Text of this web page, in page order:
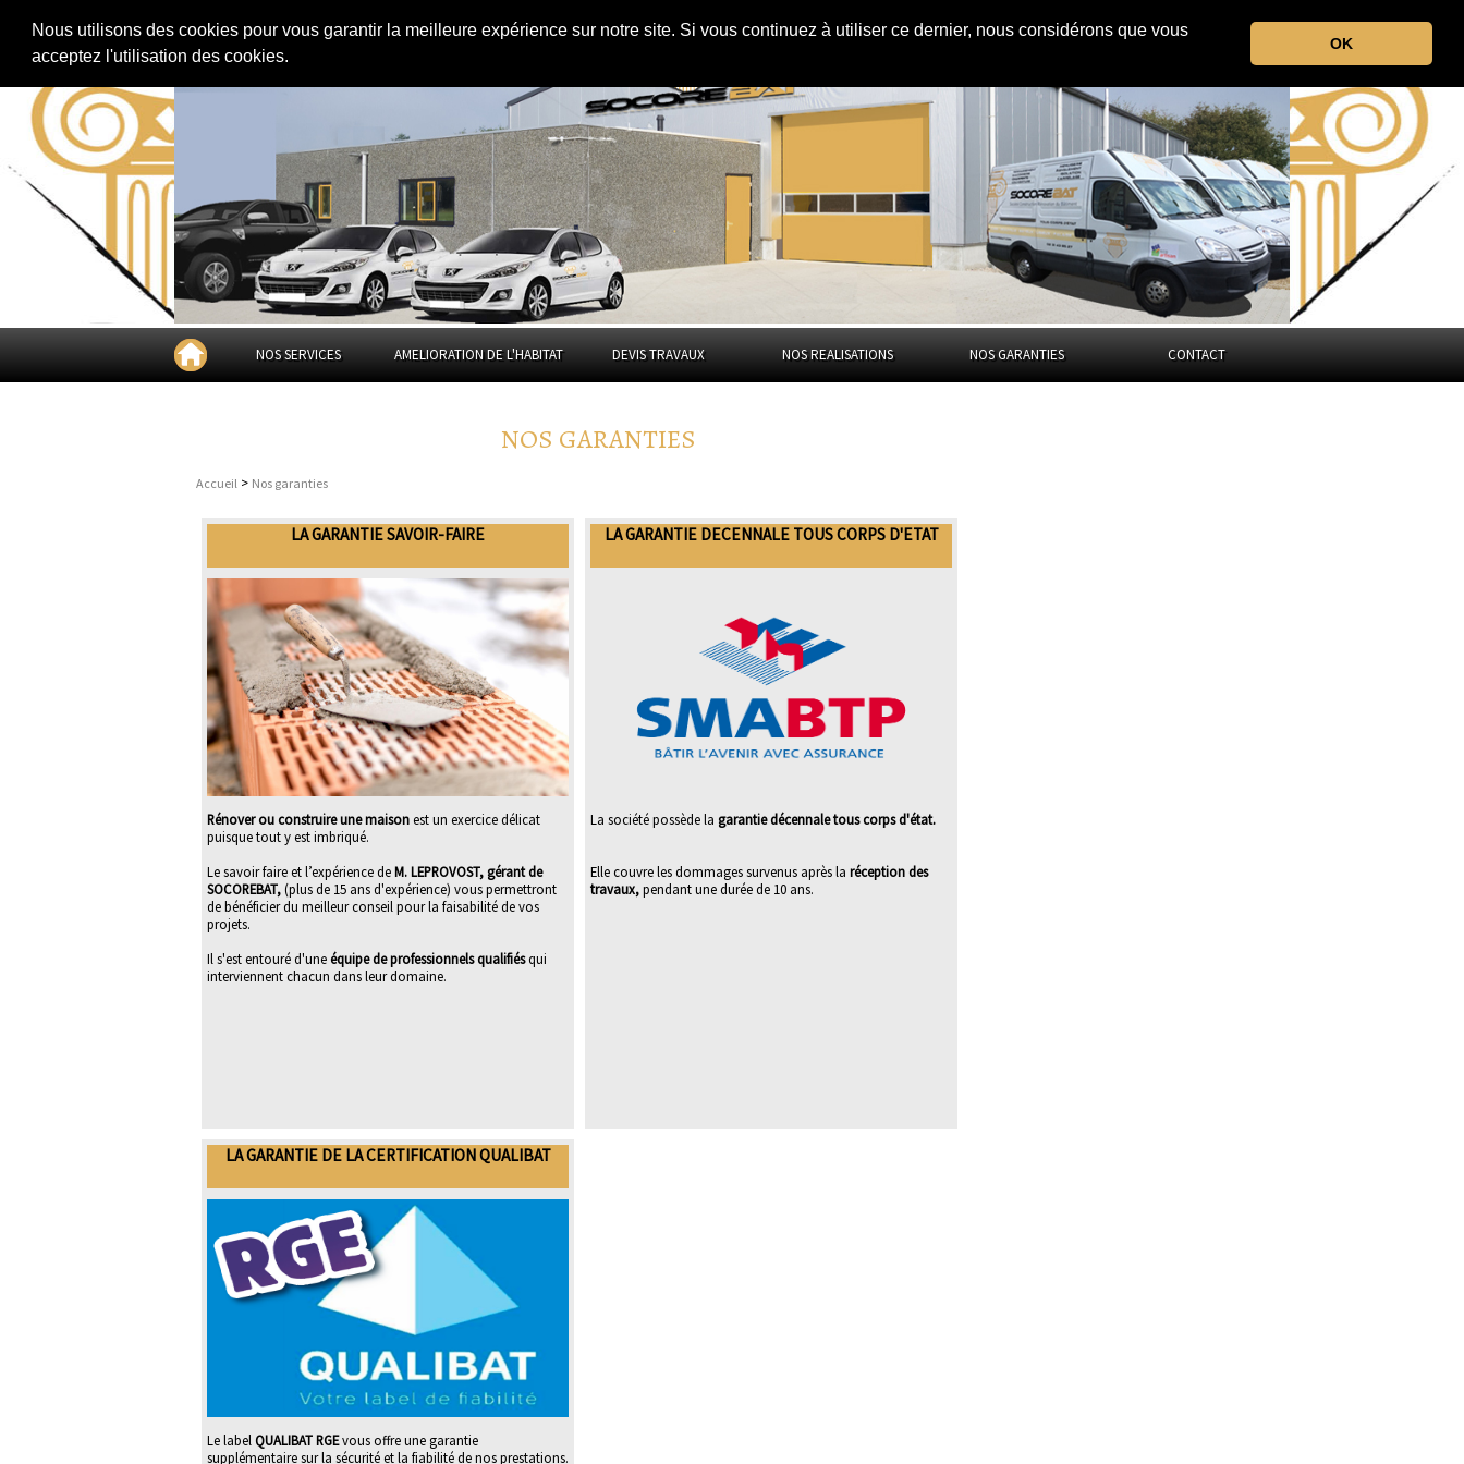
Nous utilisons des cookies pour vous garantir la meilleure expérience sur notre site. Si vous continuez à utiliser ce dernier, nous considérons que vous
acceptez l'utilisation des cookies.
OK
les Vosges
NOS SERVICES AMELIORATION DE L'HABITAT DEVIS TRAVAUX NOS REALISATIONS NOS GARANTIES CONTACT
NOS GARANTIES
Accueil > Nos garanties
LA GARANTIE SAVOIR-FAIRE
Rénover ou construire une maisonest un exercice délicat
puisque tout y est imbriqué.
Le savoir faire et l’expérience deM. LEPROVOST, gérant de
SOCOREBAT,(plus de 15 ans d'expérience) vous permettront
de bénéficier du meilleur conseil pour la faisabilité de vos
projets.
Il s'est entouré d'uneéquipe de professionnels qualifiésqui
interviennent chacun dans leur domaine.
LA GARANTIE DECENNALE TOUS CORPS D'ETAT
La société possède la garantie décennale tous corps d'état.
Elle couvre les dommages survenus après laréception des
travaux,pendant une durée de 10 ans.
LA GARANTIE DE LA CERTIFICATION QUALIBAT
Le label QUALIBAT RGEvous offre une garantie
supplémentaire sur la sécurité et la fiabilité de nos prestations.